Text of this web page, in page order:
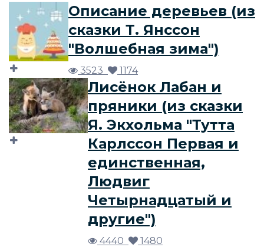
Описание деревьев (из
сказки Т. Янссон
"Волшебная зима")
3523 1174
Лисёнок Лабан и
пряники (из сказки
Я. Экхольма "Тутта
Карлссон Первая и
единственная,
Людвиг
Четырнадцатый и
другие")
4440 1480